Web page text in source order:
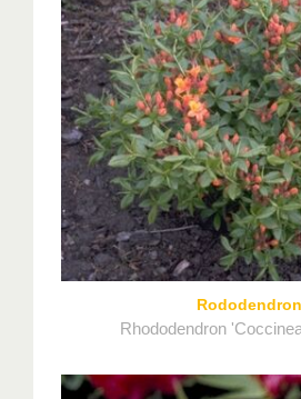
Rododendron
Rhododendron